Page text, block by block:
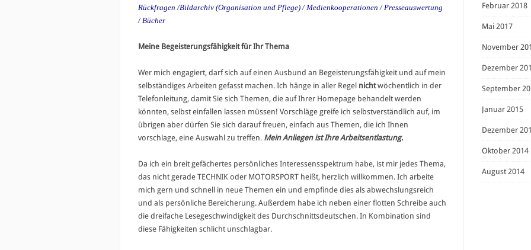
Rückfragen /Bildarchiv (Organisation und Pflege) / Medienkooperationen / Presseauswertung
/ Bücher
Meine Begeisterungsfähigkeit für Ihr Thema
Wer mich engagiert, darf sich auf einen Ausbund an Begeisterungsfähigkeit und auf mein
selbständiges Arbeiten gefasst machen. Ich hänge in aller Regel nichtwöchentlich in der
Telefonleitung, damit Sie sich Themen, die auf Ihrer Homepage behandelt werden
könnten, selbst einfallen lassen müssen! Vorschläge greife ich selbstverständlich auf, im
übrigen aber dürfen Sie sich darauf freuen, einfach aus Themen, die ich Ihnen
vorschlage, eine Auswahl zu treffen. Mein Anliegen ist Ihre Arbeitsentlastung.
Da ich ein breit gefächertes persönliches Interessensspektrum habe, ist mir jedes Thema,
das nicht gerade TECHNIK oder MOTORSPORT heißt, herzlich willkommen. Ich arbeite
mich gern und schnell in neue Themen ein und empfinde dies als abwechslungsreich
und als persönliche Bereicherung. Außerdem habe ich neben einer flotten Schreibe auch
die dreifache Lesegeschwindigkeit des Durchschnittsdeutschen. In Kombination sind
diese Fähigkeiten schlicht unschlagbar.
Februar 2018
Mai 2017
November
Dezember
September
Januar 2015
Dezember
Oktober 2014
August 2014